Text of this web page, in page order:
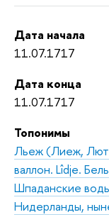
Дата начала
11.07.1717
Дата конца
11.07.1717
Топонимы
Льеж (Лиеж,
валлон. Lîdje.
Шпаданские
Нидерланды,